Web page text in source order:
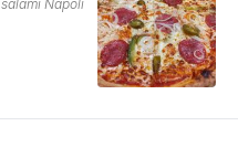
Napoli